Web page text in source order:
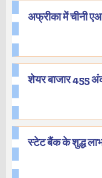
अफ्रीका में चीनी
शेयर बाजार 455
स्टेट बैंक के शुद्ध